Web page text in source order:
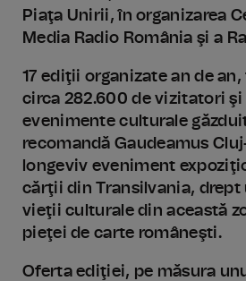
Piaţa Unirii, în organizarea
Media Radio România şi a
17 ediţii organizate an de
circa 282.600 de vizitatori
evenimente culturale
recomandă Gaudeamus
longeviv eveniment
cărţii din Transilvania, drept
vieţii culturale din această
pieţei de carte româneşti.
Oferta ediţiei, pe măsura